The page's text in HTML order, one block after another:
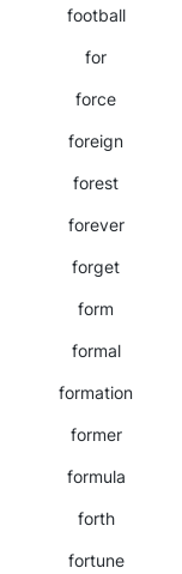
football
for
force
foreign
forest
forever
forget
form
formal
formation
former
formula
forth
fortune